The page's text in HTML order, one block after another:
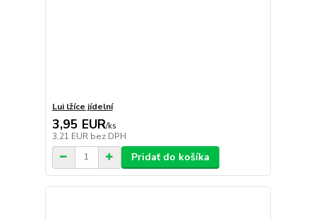
Lui lžíce jídelní
3,95 EUR/ks
3,21 EUR bez DPH
Pridať do košíka